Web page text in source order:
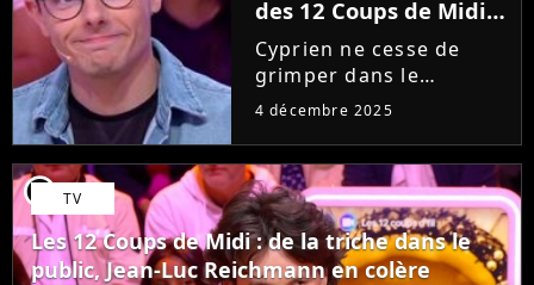
des 12 Coups de Midi
selon lui
Cyprien ne cesse de
grimper dans le
classement des plus
Coups de midi sur TF1,
mais Emilien ne le
considère pas encore
comme le plus grand
champion du jeu.
4 décembre 2025
player2 TV
Les 12 Coups de Midi : de la triche dans le
public, Jean-Luc Reichmann en colère